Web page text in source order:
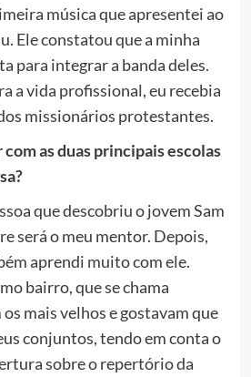
música que apresentei ao
Ele constatou que a minha
para integrar a banda deles.
a vida profissional, eu recebia
missionários protestantes.
as duas principais escolas
que descobriu o jovem Sam
será o meu mentor. Depois,
aprendi muito com ele.
bairro, que se chama
mais velhos e gostavam que
conjuntos, tendo em conta o
sobre o repertório da